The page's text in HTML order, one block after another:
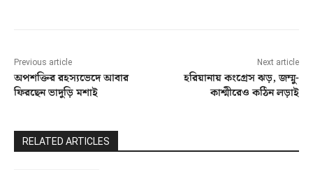
Previous article
অপশক্তির রহস্যভেদে আবার
ফিরছেন ভাদুড়ি মশাই
Next article
হরিয়ানায় কংগ্রেস ঝড়, জম্মু-
কাশ্মীরেও কঠিন লড়াই
RELATED ARTICLES